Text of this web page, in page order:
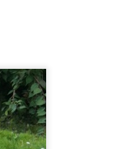
Adam tog studenten
inga problem med
så att jag på avstånd